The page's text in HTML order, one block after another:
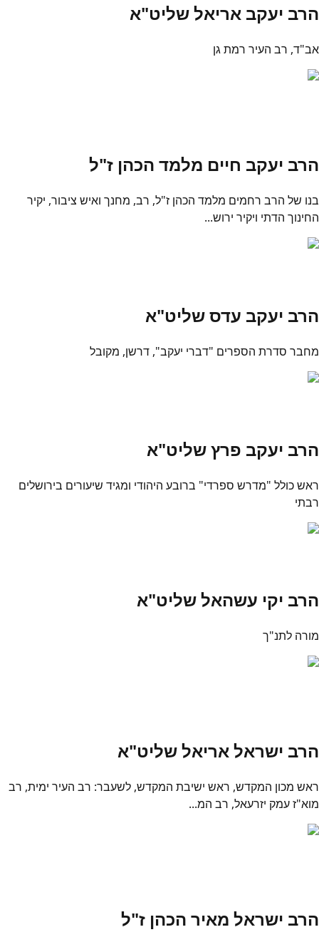
הרב יעקב אריאל שליט"א
אב"ד, רב העיר רמת גן
הרב יעקב חיים מלמד הכהן ז"ל
בנו של הרב רחמים מלמד הכהן ז"ל, רב, מחנך ואיש ציבור, יקיר
החינוך הדתי ויקיר ירוש...
הרב יעקב עדס שליט"א
מחבר סדרת הספרים "דברי יעקב", דרשן, מקובל
הרב יעקב פרץ שליט"א
ראש כולל "מדרש ספרדי" ברובע היהודי ומגיד שיעורים בירושלים
רבתי
הרב יקי עשהאל שליט"א
מורה לתנ"ך
הרב ישראל אריאל שליט"א
ראש מכון המקדש, ראש ישיבת המקדש, לשעבר: רב העיר ימית, רב
מוא"ז עמק יזרעאל, רב המ...
הרב ישראל מאיר הכהן ז"ל